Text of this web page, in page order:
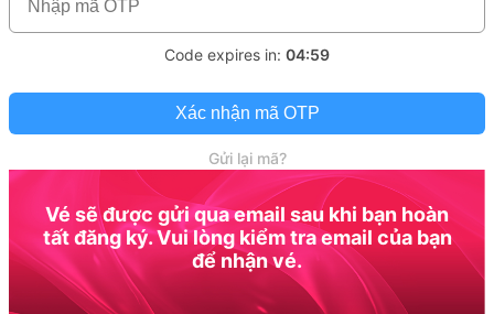
Code expires in: 04:59
Xác nhận mã OTP
Gửi lại mã?
Vé sẽ được gửi qua email sau khi bạn hoàn
tất đăng ký. Vui lòng kiểm tra email của bạn
để nhận vé.